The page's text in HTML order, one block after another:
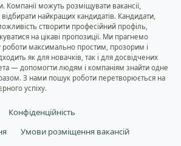
можуть розміщувати вакансії,
найкращих кандидатів. Кандидати,
створити професійний профіль,
на цікаві пропозиції. Ми прагнемо
максимально простим, прозорим і
як для новачків, так і для досвідчених
— допомогти людям і компаніям знайти одне
З нами пошук роботи перетворюється на
успіху.
Конфіденційність
Умови розміщення вакансій